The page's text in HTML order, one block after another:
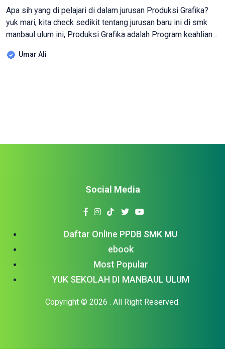
Apa sih yang di pelajari di dalam jurusan Produksi Grafika?
yuk mari, kita check sedikit tentang jurusan baru ini di smk
manbaul ulum ini, Produksi Grafika adalah Program keahlian
teknik produksi grafika (percetakan) mencakup penguasaan
Umar Ali
Daftar Online PPDB SMK MU
ebook
Most Popular
YUK SEKOLAH DI MANBAUL ULUM
Copyright © 2026 . All Right Reserved.
Social Media